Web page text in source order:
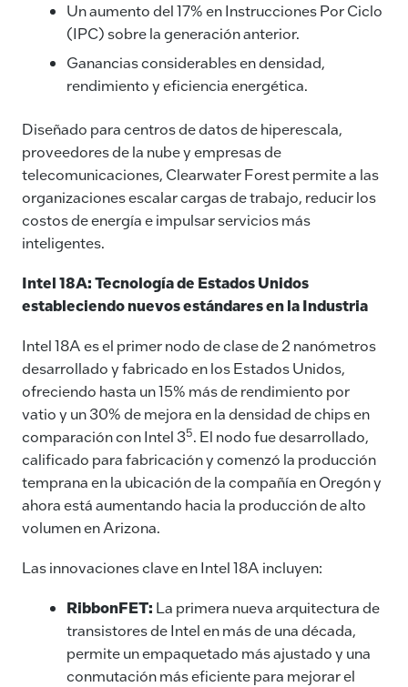
Un aumento del 17% en Instrucciones Por Ciclo
(IPC) sobre la generación anterior.
Ganancias considerables en densidad,
rendimiento y eficiencia energética.
Diseñado para centros de datos de hiperescala,
proveedores de la nube y empresas de
telecomunicaciones, Clearwater Forest permite a las
organizaciones escalar cargas de trabajo, reducir los
costos de energía e impulsar servicios más
inteligentes.
Intel 18A: Tecnología de Estados Unidos
estableciendo nuevos estándares en la Industria
Intel 18A es el primer nodo de clase de 2 nanómetros
desarrollado y fabricado en los Estados Unidos,
ofreciendo hasta un 15% más de rendimiento por
vatio y un 30% de mejora en la densidad de chips en
comparación con Intel 35. El nodo fue desarrollado,
calificado para fabricación y comenzó la producción
temprana en la ubicación de la compañía en Oregón y
ahora está aumentando hacia la producción de alto
volumen en Arizona.
Las innovaciones clave en Intel 18A incluyen:
RibbonFET: La primera nueva arquitectura de
transistores de Intel en más de una década,
permite un empaquetado más ajustado y una
conmutación más eficiente para mejorar el